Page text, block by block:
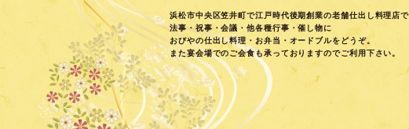
浜松市中央区笠井町で江戸時代後期創業の老舗仕出し料理店で
法事・祝事・会議・他各種行事・催し物に
おびやの仕出し料理・お弁当・オードブルをどうぞ。
また宴会場でのご会食も承っておりますのでご利用下さい。